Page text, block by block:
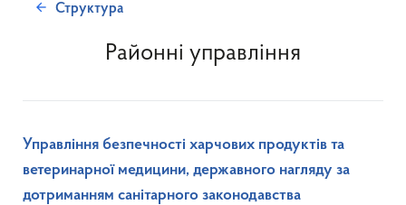
Структура
Районні управління
Управління безпечності харчових продуктів та
ветеринарної медицини, державного нагляду за
дотриманням санітарного законодавства